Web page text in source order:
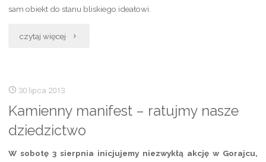
sam obiekt do stanu bliskiego ideałowi.
czytaj więcej „Akcja
pańszczyźnianego
już
za
30 lipca 2013
Kamienny manifest – ratujmy nasze
dziedzictwo
W sobotę 3 sierpnia inicjujemy niezwykłą akcję w Gorajcu,